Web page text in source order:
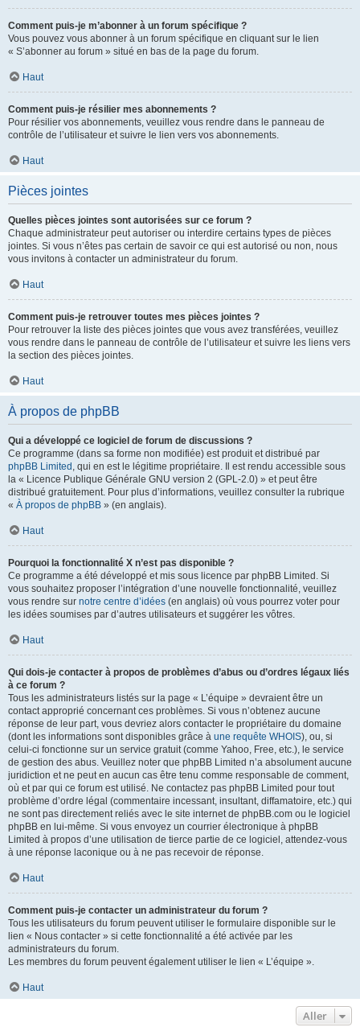
Comment puis-je m’abonner à un forum spécifique ?
Vous pouvez vous abonner à un forum spécifique en cliquant sur le lien
« S’abonner au forum » situé en bas de la page du forum.
Haut
Comment puis-je résilier mes abonnements ?
Pour résilier vos abonnements, veuillez vous rendre dans le panneau de
contrôle de l’utilisateur et suivre le lien vers vos abonnements.
Haut
Pièces jointes
Quelles pièces jointes sont autorisées sur ce forum ?
Chaque administrateur peut autoriser ou interdire certains types de pièces
jointes. Si vous n’êtes pas certain de savoir ce qui est autorisé ou non, nous
vous invitons à contacter un administrateur du forum.
Haut
Comment puis-je retrouver toutes mes pièces jointes ?
Pour retrouver la liste des pièces jointes que vous avez transférées, veuillez
vous rendre dans le panneau de contrôle de l’utilisateur et suivre les liens vers
la section des pièces jointes.
Haut
À propos de phpBB
Qui a développé ce logiciel de forum de discussions ?
Ce programme (dans sa forme non modifiée) est produit et distribué par
phpBB Limited , qui en est le légitime propriétaire. Il est rendu accessible sous
la « Licence Publique Générale GNU version 2 (GPL-2.0) » et peut être
distribué gratuitement. Pour plus d’informations, veuillez consulter la rubrique
« À propos de phpBB » (en anglais).
Haut
Pourquoi la fonctionnalité X n’est pas disponible ?
Ce programme a été développé et mis sous licence par phpBB Limited. Si
vous souhaitez proposer l’intégration d’une nouvelle fonctionnalité, veuillez
vous rendre sur notre centre d’idées (en anglais) où vous pourrez voter pour
les idées soumises par d’autres utilisateurs et suggérer les vôtres.
Haut
Qui dois-je contacter à propos de problèmes d’abus ou d’ordres légaux liés
à ce forum ?
Tous les administrateurs listés sur la page « L’équipe » devraient être un
contact approprié concernant ces problèmes. Si vous n’obtenez aucune
réponse de leur part, vous devriez alors contacter le propriétaire du domaine
(dont les informations sont disponibles grâce à une requête WHOIS), ou, si
celui-ci fonctionne sur un service gratuit (comme Yahoo, Free, etc.), le service
de gestion des abus. Veuillez noter que phpBB Limited n’a absolument aucune
juridiction et ne peut en aucun cas être tenu comme responsable de comment,
où et par qui ce forum est utilisé. Ne contactez pas phpBB Limited pour tout
problème d’ordre légal (commentaire incessant, insultant, diffamatoire, etc.) qui
ne sont pas directement reliés avec le site internet de phpBB.com ou le logiciel
phpBB en lui-même. Si vous envoyez un courrier électronique à phpBB
Limited à propos d’une utilisation de tierce partie de ce logiciel, attendez-vous
à une réponse laconique ou à ne pas recevoir de réponse.
Haut
Comment puis-je contacter un administrateur du forum ?
Tous les utilisateurs du forum peuvent utiliser le formulaire disponible sur le
lien « Nous contacter » si cette fonctionnalité a été activée par les
administrateurs du forum.
Les membres du forum peuvent également utiliser le lien « L’équipe ».
Haut
Aller